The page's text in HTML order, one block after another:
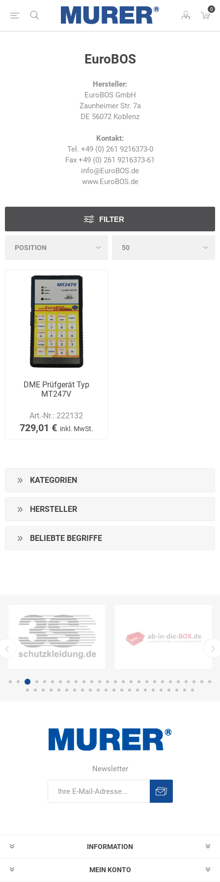
0
EuroBOS
Hersteller:
EuroBOS GmbH
Zaunheimer Str. 7a
DE 56072 Koblenz
Kontakt:
Tel. +49 (0) 261 9216373-0
Fax +49 (0) 261 9216373-61
info@EuroBOS.de
www.EuroBOS.de
FILTER
DME Prüfgerät Typ
MT247V
Art.-Nr.: 222132
729,01 € inkl. MwSt.
KATEGORIEN
HERSTELLER
BELIEBTE BEGRIFFE
Newsletter
INFORMATION
MEIN KONTO